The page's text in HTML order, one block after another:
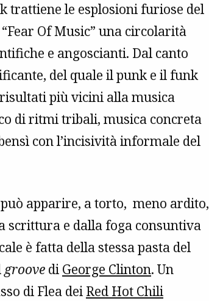
trattiene le esplosioni furiose del
Of Music” una circolarità
e angoscianti. Dal canto
del quale il punk e il funk
più vicini alla musica
di ritmi tribali, musica concreta
con l’incisività informale del
apparire, a torto, meno ardito,
scrittura e dalla foga consuntiva
è fatta della stessa pasta del
groove di George Clinton. Un
di Flea dei Red Hot Chili